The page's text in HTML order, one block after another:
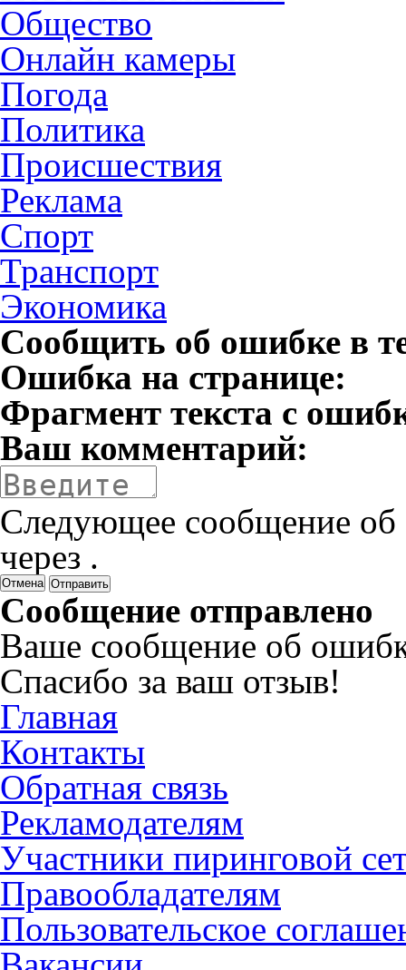
Общество
Онлайн камеры
Погода
Политика
Происшествия
Реклама
Спорт
Транспорт
Экономика
Сообщить об ошибке в
Ошибка на странице:
Фрагмент текста с
Ваш комментарий:
Следующее сообщение об
через .
Отмена
Сообщение отправлено
Ваше сообщение об
Спасибо за ваш отзыв!
Главная
Контакты
Обратная связь
Рекламодателям
Участники пиринговой
Правообладателям
Пользовательское